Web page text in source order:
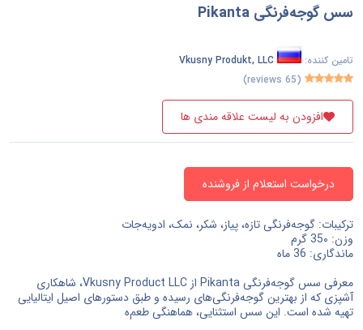
خدمات شخصی و خانگی
دفاع ملی و نظم عمومی و امنیت و حفاظت
خدمات سیاسی و اجتماعی
مشاهده همه ›
سس گوجه‌فرنگی Pikanta
تامین کننده:
Vkusny Produkt, LLC
(65 reviews)
افزودن به لیست علاقه مندی ها
درخواست استعلام از فروشنده
ترکیبات: گوجه‌فرنگی تازه، پیاز، شکر، نمک، ادویه‌جات
وزن: 35۰ گرم
ماندگاری: 36 ماه
معرفی سس گوجه‌فرنگی Pikanta از Vkusny Product LLC، شاهکاری
آشپزی که از بهترین گوجه‌فرنگی‌های رسیده و طبق دستورهای اصیل ایتالیایی
تهیه شده است. این سس استثنایی، هماهنگی طعم‌ه